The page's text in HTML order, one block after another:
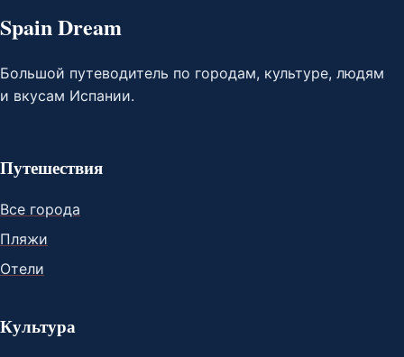
Spain Dream
Большой путеводитель по городам, культуре, людям
и вкусам Испании.
Путешествия
Все города
Пляжи
Отели
Культура